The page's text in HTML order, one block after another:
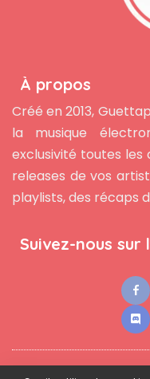
À propos
Créé en 2013,
la musique
exclusivité toutes les
releases de vos
playlists, des récaps
Suivez-nous sur